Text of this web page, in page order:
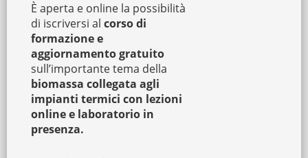
È aperta e online la possibilità
di iscriversi al corso di
formazione e
aggiornamento gratuito
sull’importante tema della
biomassa collegata agli
impianti termici con lezioni
online e laboratorio in
presenza.